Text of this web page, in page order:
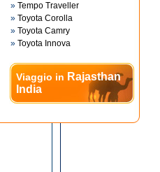
» Tempo Traveller
» Toyota Corolla
» Toyota Camry
» Toyota Innova
Viaggio in Rajasthan
India